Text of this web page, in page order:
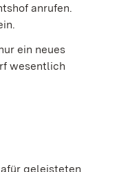
anrufen.
ein neues
wesentlich
geleisteten